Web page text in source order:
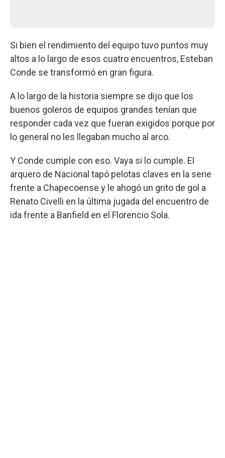
Si bien el rendimiento del equipo tuvo puntos muy
altos a lo largo de esos cuatro encuentros, Esteban
Conde se transformó en gran figura.
A lo largo de la historia siempre se dijo que los
buenos goleros de equipos grandes tenían que
responder cada vez que fueran exigidos porque por
lo general no les llegaban mucho al arco.
Y Conde cumple con eso. Vaya si lo cumple. El
arquero de Nacional tapó pelotas claves en la serie
frente a Chapecoense y le ahogó un grito de gol a
Renato Civelli en la última jugada del encuentro de
ida frente a Banfield en el Florencio Sola.